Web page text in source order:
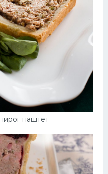
паштет